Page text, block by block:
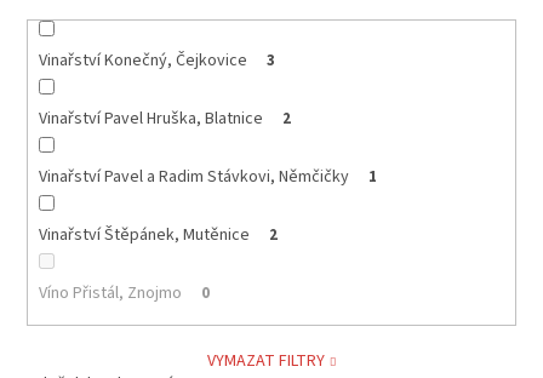
Vinařství Konečný, Čejkovice 3
Vinařství Pavel Hruška, Blatnice 2
Vinařství Pavel a Radim Stávkovi, Němčičky 1
Vinařství Štěpánek, Mutěnice 2
Víno Přistál, Znojmo 0
VYMAZAT FILTRY